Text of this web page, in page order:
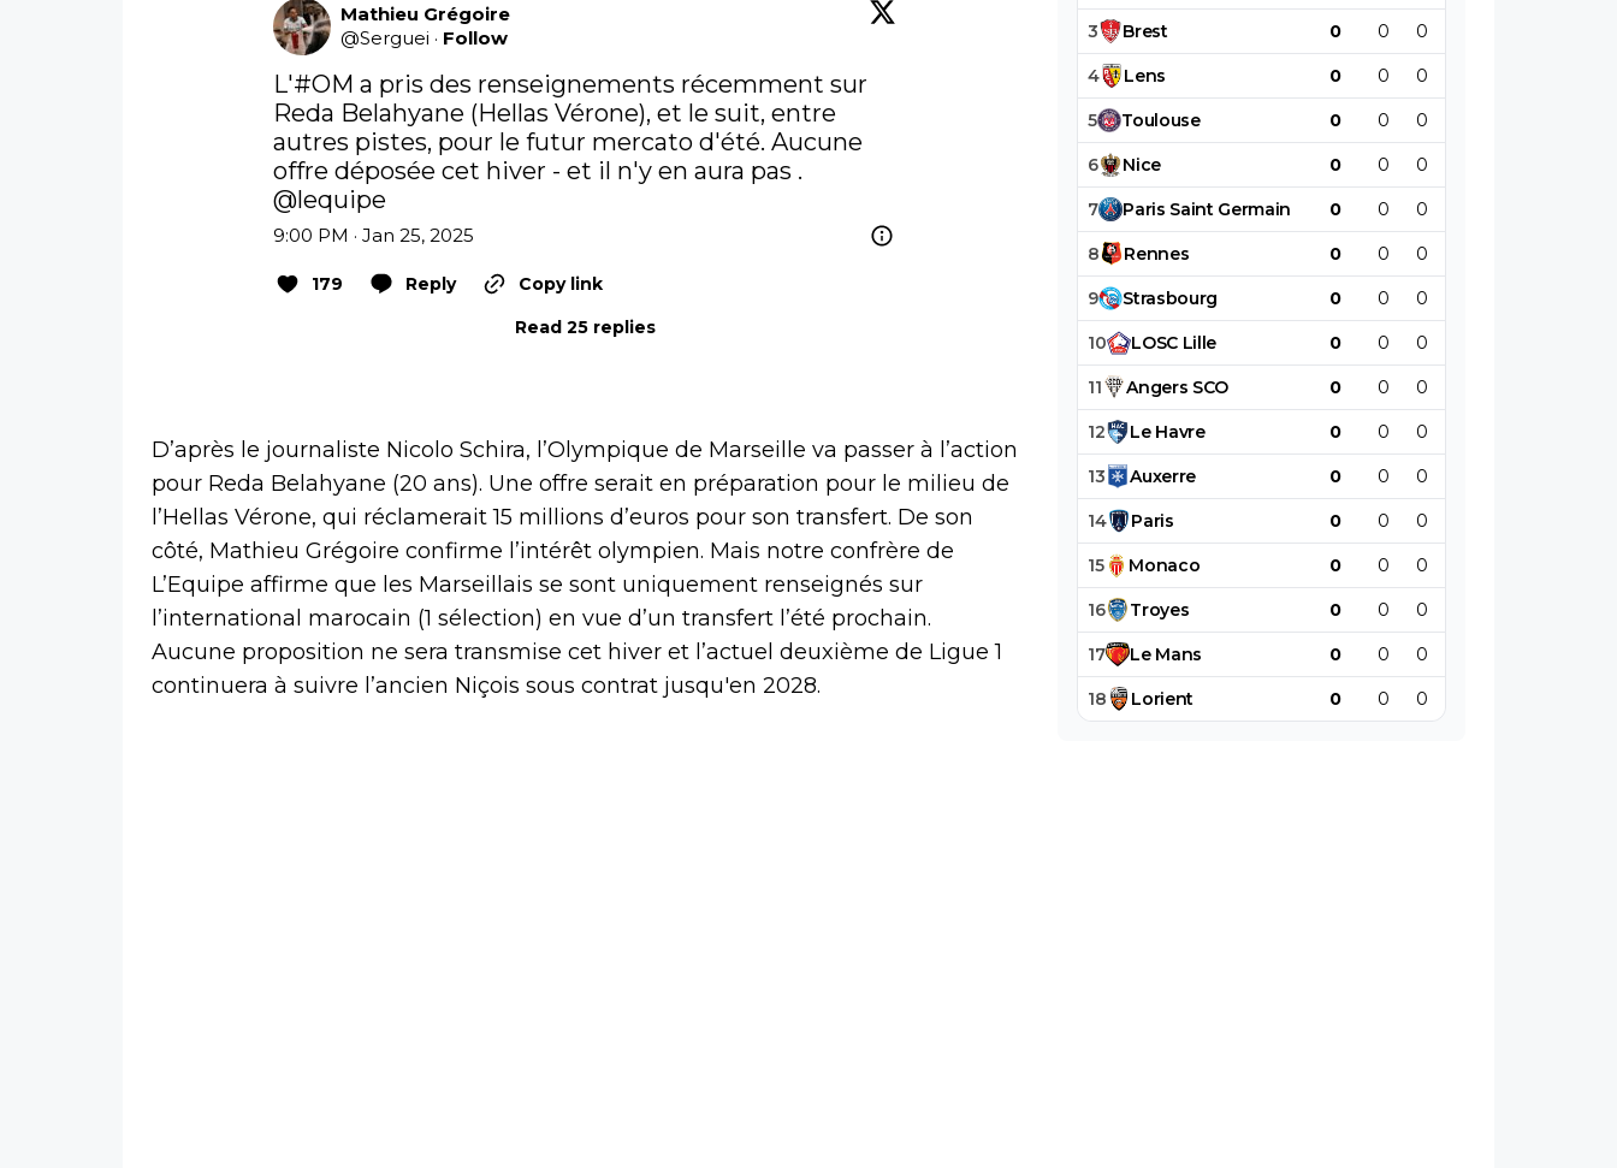
Mathieu Grégoire
@Serguei · Follow
L'#OM a pris des renseignements récemment sur
Reda Belahyane (Hellas Vérone), et le suit, entre
autres pistes, pour le futur mercato d'été. Aucune
@lequipe
9:00 PM · Jan 25, 2025
179 Reply
Copy link
Read 25 replies
D’après le journaliste Nicolo Schira, l’Olympique de Marseille va passer à l’action
pour Reda Belahyane (20 ans). Une offre serait en préparation pour le milieu de
l’Hellas Vérone, qui réclamerait 15 millions d’euros pour son transfert. De son
côté, Mathieu Grégoire confirme l’intérêt olympien. Mais notre confrère de
L’Equipe affirme que les Marseillais se sont uniquement renseignés sur
l’international marocain (1 sélection) en vue d’un transfert l’été prochain.
Aucune proposition ne sera transmise cet hiver et l’actuel deuxième de Ligue 1
continuera à suivre l’ancien Niçois sous contrat jusqu'en 2028.
3 Brest 0 0 0
4 Lens 0 0 0
5 Toulouse 0 0 0
6 Nice 0 0 0
7 Paris Saint Germain 0 0 0
8 Rennes 0 0 0
9 Strasbourg 0 0 0
10 LOSC Lille 0 0 0
11 Angers SCO 0 0 0
12 Le Havre 0 0 0
13 Auxerre 0 0 0
14 Paris 0 0 0
15 Monaco 0 0 0
16 Troyes 0 0 0
17 Le Mans 0 0 0
18 Lorient 0 0 0